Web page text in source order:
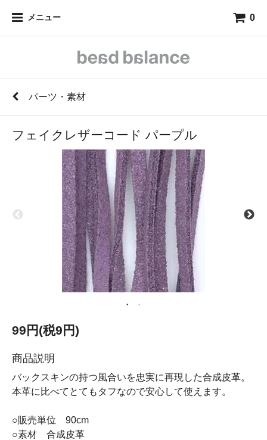
メニュー 0
パーツ・素材
フェイクレザーコード パープル
99円(税9円)
商品説明
バックスキンの持つ風合いを忠実に再現した合成皮革。
本革に比べてとてもタフなので安心して使えます。
○販売単位 90cm
○素材 合成皮革